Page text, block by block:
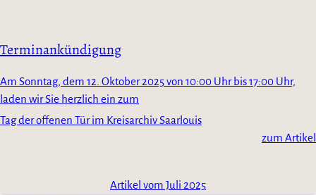
Terminankündigung
Am Sonntag, dem 12. Oktober 2025 von 10:00 Uhr bis 17:00 Uhr,
laden wir Sie herzlich ein zum
Tag der offenen Tür im Kreisarchiv Saarlouis
zum Artikel
Artikel vom Juli 2025